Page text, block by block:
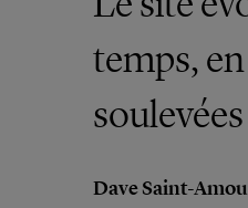
temps,
Dave Saint-